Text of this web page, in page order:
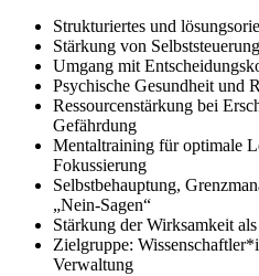
Strukturiertes und
Stärkung von
Umgang mit
Psychische Gesundheit und
Ressourcenstärkung bei
Gefährdung
Mentaltraining für optimale
Fokussierung
Selbstbehauptung,
„Nein-Sagen“
Stärkung der Wirksamkeit
Zielgruppe:
Verwaltung